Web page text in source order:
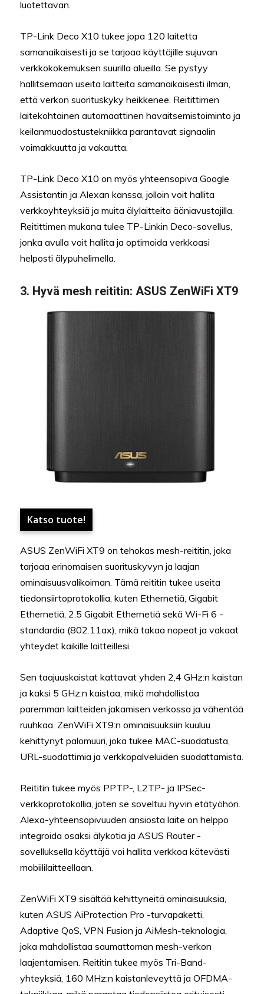
luotettavan.
TP-Link Deco X10 tukee jopa 120 laitetta
samanaikaisesti ja se tarjoaa käyttäjille sujuvan
verkkokokemuksen suurilla alueilla. Se pystyy
hallitsemaan useita laitteita samanaikaisesti ilman,
että verkon suorituskyky heikkenee. Reitittimen
laitekohtainen automaattinen havaitsemistoiminto ja
keilanmuodostustekniikka parantavat signaalin
voimakkuutta ja vakautta.
TP-Link Deco X10 on myös yhteensopiva Google
Assistantin ja Alexan kanssa, jolloin voit hallita
verkkoyhteyksiä ja muita älylaitteita ääniavustajilla.
Reitittimen mukana tulee TP-Linkin Deco-sovellus,
jonka avulla voit hallita ja optimoida verkkoasi
helposti älypuhelimella.
3. Hyvä mesh reititin: ASUS ZenWiFi XT9
Katso tuote!
ASUS ZenWiFi XT9 on tehokas mesh-reititin, joka
tarjoaa erinomaisen suorituskyvyn ja laajan
ominaisuusvalikoiman. Tämä reititin tukee useita
tiedonsiirtoprotokollia, kuten Ethernetiä, Gigabit
Ethernetiä, 2.5 Gigabit Ethernetiä sekä Wi-Fi 6 -
standardia (802.11ax), mikä takaa nopeat ja vakaat
yhteydet kaikille laitteillesi.
Sen taajuuskaistat kattavat yhden 2,4 GHz:n kaistan
ja kaksi 5 GHz:n kaistaa, mikä mahdollistaa
paremman laitteiden jakamisen verkossa ja vähentää
ruuhkaa. ZenWiFi XT9:n ominaisuuksiin kuuluu
kehittynyt palomuuri, joka tukee MAC-suodatusta,
URL-suodattimia ja verkkopalveluiden suodattamista.
Reititin tukee myös PPTP-, L2TP- ja IPSec-
verkkoprotokollia, joten se soveltuu hyvin etätyöhön.
Alexa-yhteensopivuuden ansiosta laite on helppo
integroida osaksi älykotia ja ASUS Router -
sovelluksella käyttäjä voi hallita verkkoa kätevästi
mobiililaitteellaan.
ZenWiFi XT9 sisältää kehittyneitä ominaisuuksia,
kuten ASUS AiProtection Pro -turvapaketti,
Adaptive QoS, VPN Fusion ja AiMesh-teknologia,
joka mahdollistaa saumattoman mesh-verkon
laajentamisen. Reititin tukee myös Tri-Band-
yhteyksiä, 160 MHz:n kaistanleveyttä ja OFDMA-